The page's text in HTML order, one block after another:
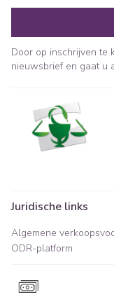
Door op inschrijven te
nieuwsbrief en gaat u
Juridische links
Algemene
ODR-platform